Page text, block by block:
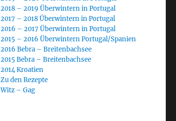
2018 – 2019 Überwintern in Portugal
2017 – 2018 Überwintern in Portugal
2016 – 2017 Überwintern in Portugal
2015 – 2016 Überwintern Portugal/Spanien
2016 Bebra – Breitenbachsee
2015 Bebra – Breitenbachsee
2014 Kroatien
Zu den Rezepte
Witz – Gag